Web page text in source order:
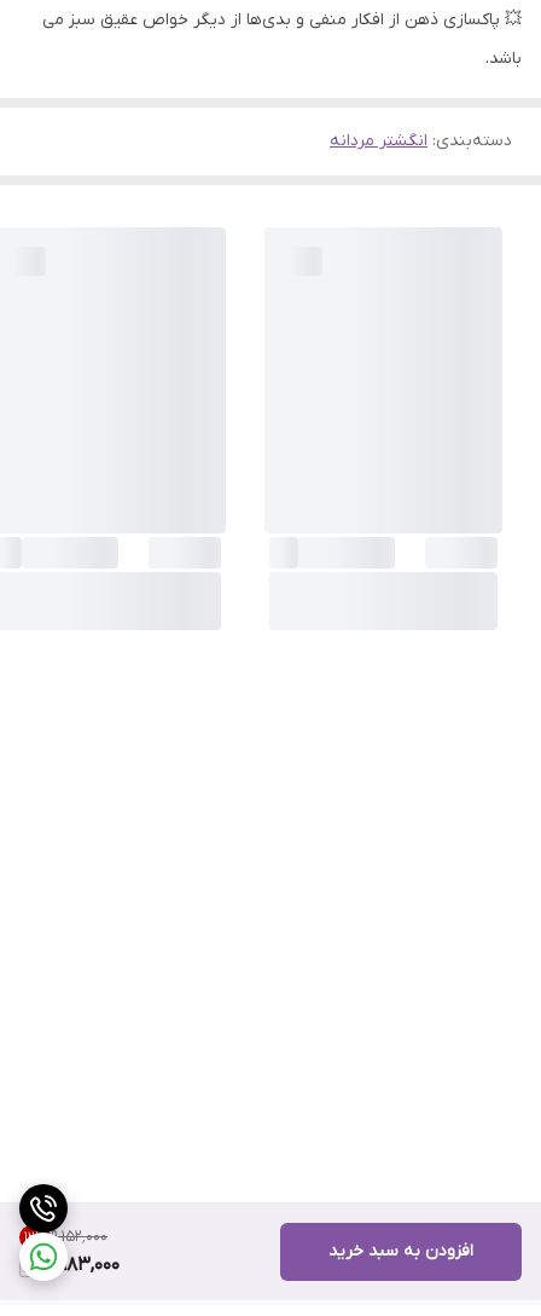
۹٬۱۵۲٬۰۰۰ 12%
7,983,000
افزودن به سبد خرید
💥 پاکسازی ذهن از افکار منفی و بدی‌ها از دیگر خواص عقیق سبز می
باشد.​​​​​​
دسته‌بندی: انگشتر مردانه